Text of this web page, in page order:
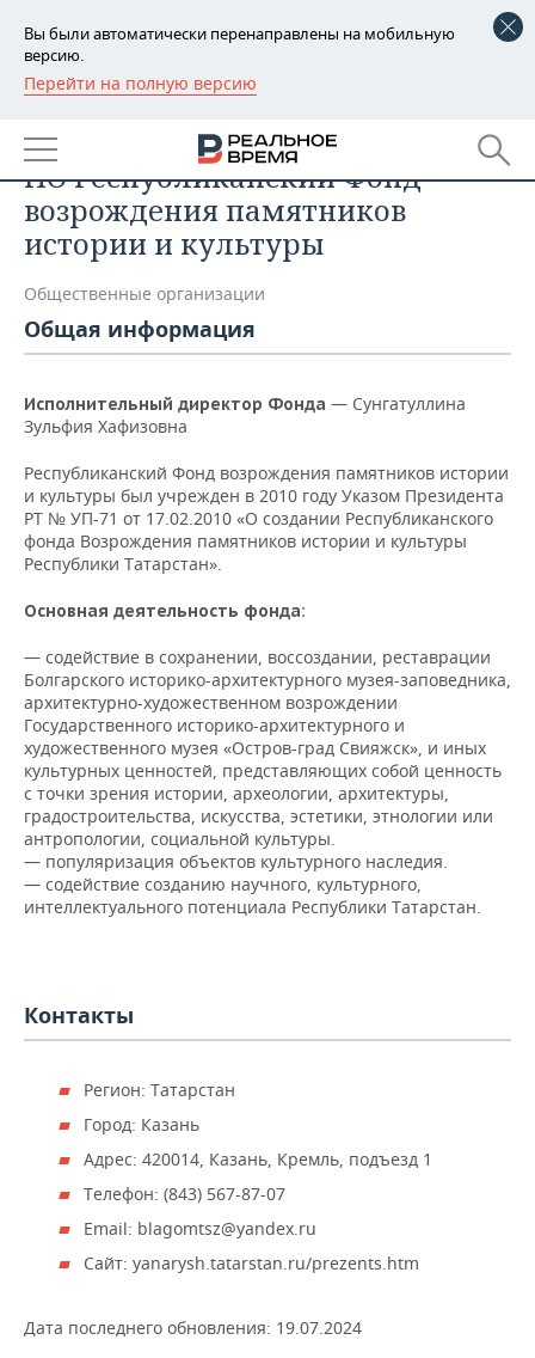
Вы были автоматически перенаправлены на мобильную
версию.
Перейти на полную версию
РЕГИОНЫ
БАШКОРТОСТАН
ТАТАРСТАН
УДМУРТИЯ
НОВОСТИ
НОВОСТИ АНАЛИТИКИ
ДЕКЛАРАЦИИ О ДОХОДАХ
КОРОЛИ ГОСЗАКАЗА ПФО
ВУЗЫ ТАТАРСТАНА
КОМУ ПРИНАДЛЕЖАТ
ТОРГОВЫЕ ЦЕНТРЫ
ТАТАРСТАНА
ЭКОНОМИКА
НОВОСТИ ЭКОНОМИКИ
ФИНАНСЫ
БАНКИ
БЮДЖЕТ
ИНВЕСТИЦИИ
ПРОМЫШЛЕННОСТЬ
НОВОСТИ
АГРОПРОМ
МАШИНОСТРОЕНИЕ
НЕФТЕХИМИЯ
ОПК
ЭНЕРГЕТИКА
НЕДВИЖИМОСТЬ
НОВОСТИ НЕДВИЖИМОСТИ
АВТО
НОВОСТИ АВТО
БИЗНЕС
НОВОСТИ БИЗНЕСА
РОЗНИЧНАЯ ТОРГОВЛЯ
УСЛУГИ
ТЕХНОЛОГИИ
НОВОСТИ ТЕХНОЛОГИЙ
МЕДИА
ТЕЛЕКОММУНИКАЦИИ
МЕРОПРИЯТИЯ
ВЫЕЗДНАЯ РЕДАКЦИЯ
БИЗНЕС-БРАНЧИ
ONLINE-КОНФЕРЕНЦИИ
ОТКРЫТАЯ ЛЕКЦИЯ
НОВОСТИ СПОРТА
ФУТБОЛ
ХОККЕЙ
БАСКЕТБОЛ
ВОЛЕЙБОЛ
ФИГУРНОЕ КАТАНИЕ
ХОККЕЙ С МЯЧОМ
ОБЩЕСТВО
НОВОСТИ ОБЩЕСТВА
ВЛАСТЬ
ИНФРАСТРУКТУРА
ИСТОРИЯ
МЕДИЦИНА
ПРОИСШЕСТВИЯ
ФОТОГАЛЕРЕЯ
СЮЖЕТЫ
СПРАВОЧНИК
СПИСОК ПЕРСОН
ПОЛНАЯ ВЕРСИЯ
НО Республиканский Фонд
возрождения памятников
истории и культуры
Общественные организации
Общая информация
Исполнительный директор Фонда — Сунгатуллина
Зульфия Хафизовна
Республиканский Фонд возрождения памятников истории
и культуры был учрежден в 2010 году Указом Президента
РТ № УП-71 от 17.02.2010 «О создании Республиканского
фонда Возрождения памятников истории и культуры
Республики Татарстан».
Основная деятельность фонда:
— содействие в сохранении, воссоздании, реставрации
Болгарского историко-архитектурного музея-заповедника,
архитектурно-художественном возрождении
Государственного историко-архитектурного и
художественного музея «Остров-град Свияжск», и иных
культурных ценностей, представляющих собой ценность
с точки зрения истории, археологии, архитектуры,
градостроительства, искусства, эстетики, этнологии или
антропологии, социальной культуры.
— популяризация объектов культурного наследия.
— содействие созданию научного, культурного,
интеллектуального потенциала Республики Татарстан.
Контакты
Регион: Татарстан
Город: Казань
Адрес: 420014, Казань, Кремль, подъезд 1
Телефон: (843) 567-87-07
Email: blagomtsz@yandex.ru
Сайт: yanarysh.tatarstan.ru/prezents.htm
Дата последнего обновления: 19.07.2024